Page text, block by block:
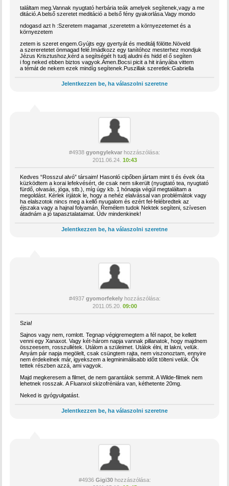
találtam meg.Vannak nyugtató herbária teák amelyek segítenek,vagy a me
ditáció.A belső szeretet meditáció a belső fény gyakorlása.Vagy mondo
ndogasd azt h :Szeretem magamat ,szeretetm a környezetemet és a
környezetem
zetem is szeret engem.Gyújts egy gyertyát és meditálj fölötte.Növeld
a szereretetet önmagad felé.Imádkozz egy tanítóhoz mesterhez mondjuk
Jézus Krisztushoz,kérd a segítségét h tudj aludni és hidd el ő segíten
i fog neked ebben biztos vagyok.Ámen.Bocsi picit a hit irányába vittem
a témát de nekem ezek mindíg segítenek.Puszillak szeretlek:Gabriella
Jelentkezzen be, ha válaszolni szeretne
#4938 gyongylekvar hozzászólása:
2011.06.24. 10:43
Kedves “Rosszul alvó” társaim! Hasonló cipőben jártam mint ti és évek óta
küzködtem a korai lefekvésért, de csak nem sikerült (nyugtató tea, nyugtató
fürdő, olvasás, jóga, stb.), míg úgy kb. 1 hónapja végül megtaláltam a
megoldást. Kérlek írjátok le, hogy a nehéz elalvással van problémátok vagy
ha elalszotok nincs meg a kellő nyugalom és ezért fel-felébredtek az
éjszaka vagy a hajnal folyamán. Remélem tudok Nektek segíteni, szívesen
átadnám a jó tapasztalataimat. Üdv mindenkinek!
Jelentkezzen be, ha válaszolni szeretne
#4937 gyomorfekelyhozzászólása:
2011.05.20. 09:00
Szia!
Sajnos vagy nem, romlott. Tegnap végigremegtem a fél napot, be kellett
venni egy Xanaxot. Vagy két-három napja vannak pillanatok, hogy majdnem
összeesem, rosszullétek. Utálom a szüleimet. Utálok élni, itt lakni, velük.
Anyám pár napja megölelt, csak csüngtem rajta, nem viszonoztam, ennyire
nem érdekelnek már, igyekszem a legminimálisabb időtt tölteni velük. Ők
tettek részben azzá, ami vagyok.
Majd megkeresem a filmet, de nem garantálok semmit. A Wilde-filmek nem
lehetnek rosszak. A Fluanxol skizofréniára van, kéthetente 20mg.
Neked is gyógyulgatást.
Jelentkezzen be, ha válaszolni szeretne
#4936 Gigi30hozzászólása: